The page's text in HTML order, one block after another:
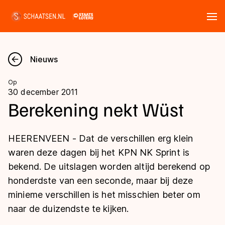
Nieuws
Kalender
Marathon
Langebaan
Inlineskaten
Uitslagen
Langebaan
Shorttrack
Tijden & historie
Nieuws
Op
30 december 2011
Berekening nekt Wüst
HEERENVEEN - Dat de verschillen erg klein
waren deze dagen bij het KPN NK Sprint is
bekend. De uitslagen worden altijd berekend op
honderdste van een seconde, maar bij deze
minieme verschillen is het misschien beter om
naar de duizendste te kijken.